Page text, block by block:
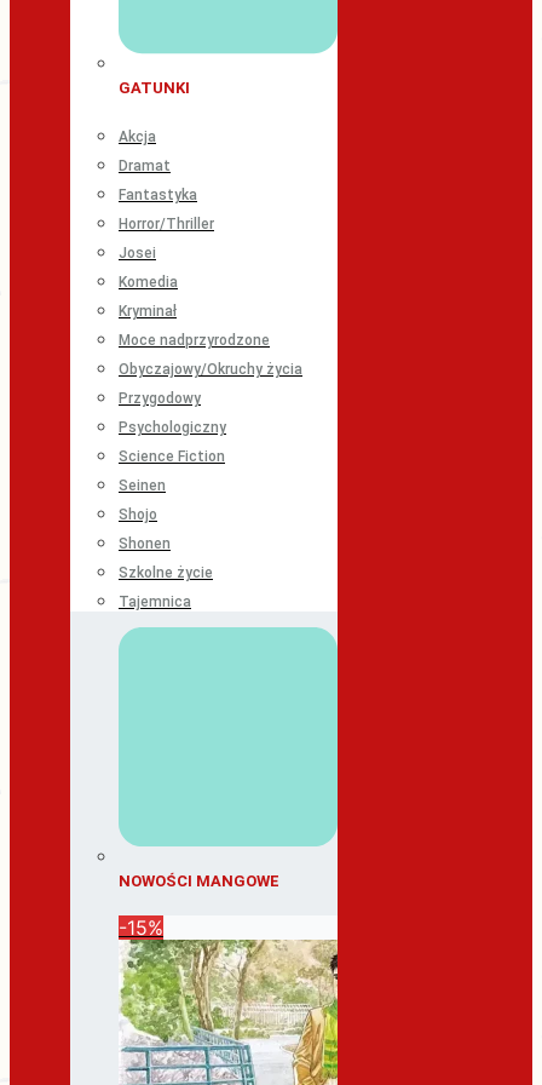
GATUNKI
Akcja
Dramat
Fantastyka
Horror/Thriller
Josei
Komedia
Kryminał
Moce nadprzyrodzone
Obyczajowy/Okruchy życia
Przygodowy
Psychologiczny
Science Fiction
Seinen
Shojo
Shonen
Szkolne życie
Tajemnica
NOWOŚCI MANGOWE
-15%